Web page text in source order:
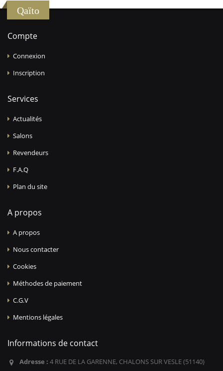
Qaïto
Compte
Connexion
Inscription
Services
Actualités
Salons
Revendeurs
F.A.Q
Plan du site
A propos
A propos
Nous contacter
Cookies
Méthodes de paiement
C.G.V
Mentions légales
Informations de contact
Adresse : 4 RUE DE LA GARENNE, CHALONS SUR VESLE (51140)